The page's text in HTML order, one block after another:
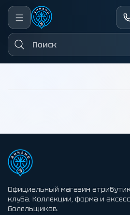
←Назад
Официальный магазин
клуба. Коллекции, форма и
болельщиков.